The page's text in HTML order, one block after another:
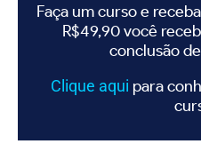
Faça um curso e
R$49,90 você
conclusão
Clique aqui para